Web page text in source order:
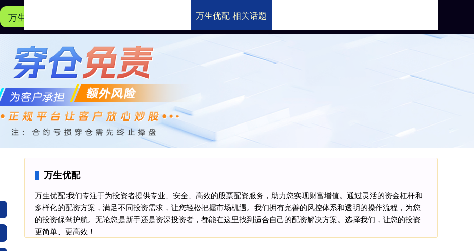
万生优配 邯郸配资公司 配资门户网站平台
万生优配
万生优配:我们专注于为投资者提供专业、安全、高效的股票配资服务，助力您实现财富增值。通过灵活的资金杠杆和
多样化的配资方案，满足不同投资需求，让您轻松把握市场机遇。我们拥有完善的风控体系和透明的操作流程，为您
的投资保驾护航。无论您是新手还是资深投资者，都能在这里找到适合自己的配资解决方案。选择我们，让您的投资
更简单、更高效！
万生优配 相关话题